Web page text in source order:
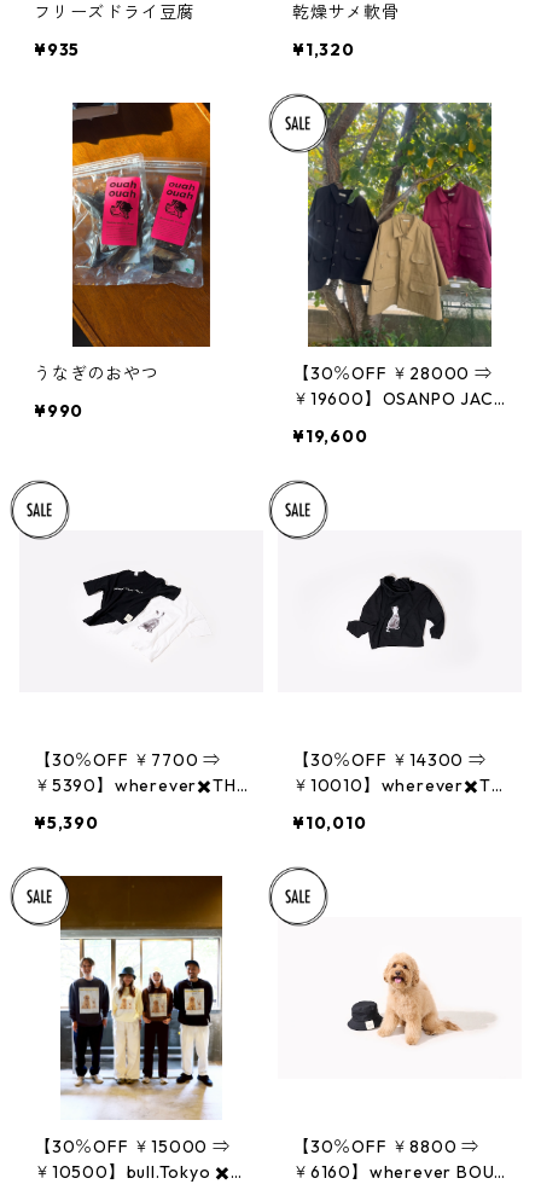
フリーズドライ豆腐
¥935
乾燥サメ軟骨
¥1,320
うなぎのおやつ
¥990
【30％OFF ￥28000 ⇒
￥19600】OSANPO JACK
¥19,600
【30％OFF ￥7700 ⇒
￥5390】wherever✖️THE
エットTシャツ
¥5,390
【30％OFF ￥14300 ⇒
￥10010】wherever✖️TH
ルエットフーディ
¥10,010
【30％OFF ￥15000 ⇒
￥10500】bull.Tokyo ✖️T
【30％OFF ￥8800 ⇒
￥6160】wherever BOUS